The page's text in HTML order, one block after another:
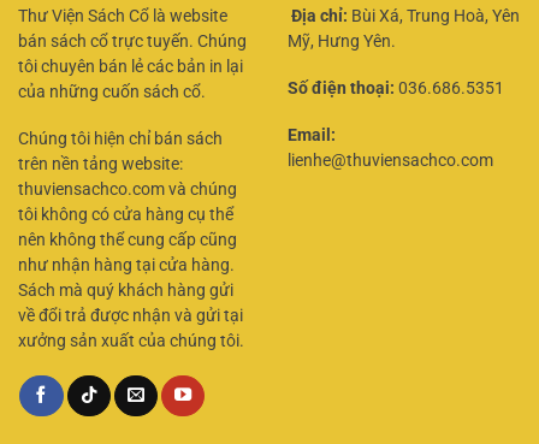
Thư Viện Sách Cổ là website
bán sách cổ trực tuyến. Chúng
tôi chuyên bán lẻ các bản in lại
của những cuốn sách cổ.
Chúng tôi hiện chỉ bán sách
trên nền tảng website:
thuviensachco.com và chúng
tôi không có cửa hàng cụ thể
nên không thể cung cấp cũng
như nhận hàng tại cửa hàng.
Sách mà quý khách hàng gửi
về đổi trả được nhận và gửi tại
xưởng sản xuất của chúng tôi.
Địa chỉ: Bùi Xá, Trung Hoà, Yên
Mỹ, Hưng Yên.
Số điện thoại: 036.686.5351
Email:
lienhe@thuviensachco.com